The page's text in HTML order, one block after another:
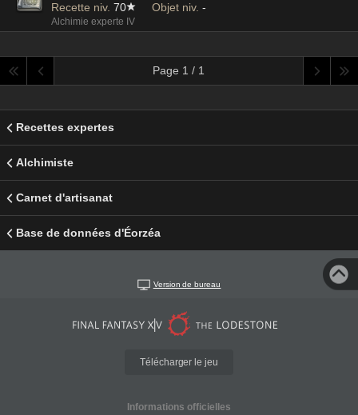
Recette niv. 70 Objet niv. -
Alchimie experte IV
Page 1 / 1
Recettes expertes
Alchimiste
Carnet d'artisanat
Base de données d'Éorzéa
Version de bureau
Télécharger le jeu
Informations officielles